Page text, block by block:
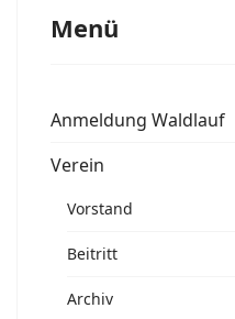
Menü
Anmeldung Waldlauf
Verein
Vorstand
Beitritt
Archiv